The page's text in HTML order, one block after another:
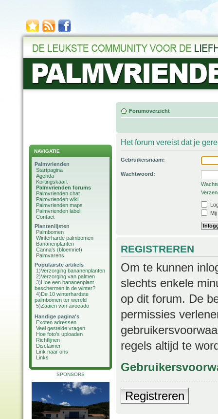
NAVIGATIE
Palmvrienden
Startpagina
Agenda
Kortingskaart
Palmvrienden forums
Palmvrienden chat
Palmvrienden wiki
Palmvrienden maps
Palmvrienden label
Contact
Plantenlijsten
Palmbomen
Winterharde palmbomen
Bananenplanten
Canna's (bloemriet)
Palmvarens
Populairste artikels
1)Verzorging bananenplanten
2)Verzorging van palmen
3)Hoe een bananenplant
beschermen in de winter?
4)De 10 winterhardste
palmbomen ter wereld
5)Zaaien van avocado
Handige pagina's
Exoten adressen
Veel gestelde vragen
Hoe foto's uploaden
Richtlijnen
Disclaimer
Link naar ons
Links
SPONSORS
Forumoverzicht
Het forum vereist dat je
Gebruikersnaam:
Wachtwoord:
REGISTREREN
Om te kunnen
slechts enkele
op dit forum. De
permissies
regels altijd te
Registreren